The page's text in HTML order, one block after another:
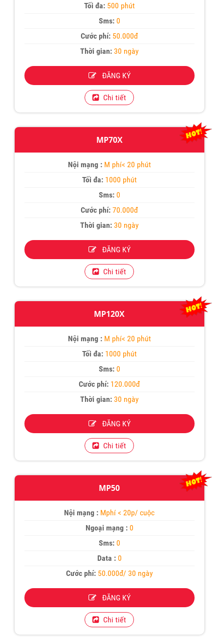
Tối đa: 500 phút
Sms:0
Cước phí: 50.000đ
Thời gian:30 ngày
ĐĂNG KÝ
Chi tiết
MP70X
Nội mạng : M phí< 20 phút
Tối đa: 1000 phút
Sms:0
Cước phí:70.000đ
Thời gian:30 ngày
ĐĂNG KÝ
Chi tiết
MP120X
Nội mạng : M phí< 20 phút
Tối đa: 1000 phút
Sms:0
Cước phí: 120.000đ
Thời gian:30 ngày
ĐĂNG KÝ
Chi tiết
MP50
Nội mạng : Mphí < 20p/ cuộc
Ngoại mạng :0
Sms:0
Data :0
Cước phí: 50.000đ/ 30 ngày
ĐĂNG KÝ
Chi tiết